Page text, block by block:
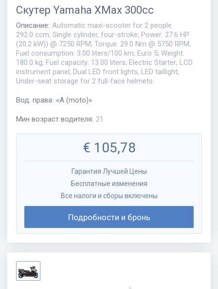
Скутер Yamaha XMax 300cc
Описание: Automatic maxi-scooter for 2 people.
292.0 ccm; Single cylinder, four-stroke; Power: 27.6 HP
(20.2 kW)) @ 7250 RPM; Torque: 29.0 Nm @ 5750 RPM;
Fuel consumption: 3.00 liters/100 km; Euro 5; Weight:
180.0 kg; Fuel capacity: 13.00 liters; Electric Starter; LCD
instrument panel; Dual LED front lights, LED taillight;
Under-seat storage for 2 full-face helmets.
Вод. права: «A (moto)»
Мин возраст водителя: 21
€ 105,78
Гарантия Лучшей Цены
Бесплатные изменения
Все налоги и сборы включены
Подробности и бронь